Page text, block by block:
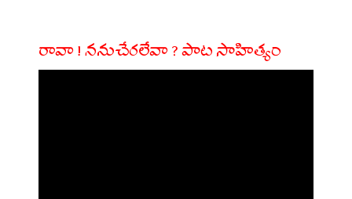
రావా ! ననుచేరలేవా ? పాట సాహిత్యం